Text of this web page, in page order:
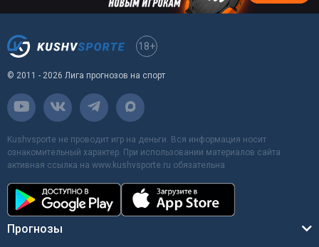
18+
© 2011 - 2026 Лига прогнозов на спорт
Kushvsporte не проводит игр на деньги. Вся информация носит
ознакомительный характер. При использовании материалов сайта
активная ссылка на www.kushvsporte.ru обязательна
Прогнозы